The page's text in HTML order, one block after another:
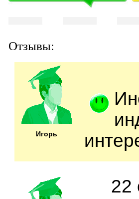
Отзывы:
Игорь
22